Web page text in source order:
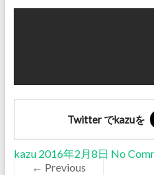
Twitter でkazuを
kazu 2016年2月8日 No
← Previous